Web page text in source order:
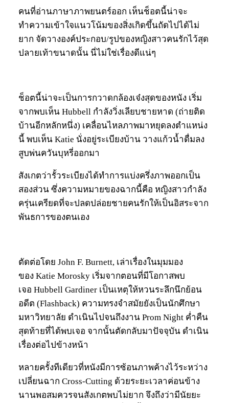
คนที่อ่านภาษาภาพยนตร์ออก เห็นช็อตนี้น่าจะ
ทำความเข้าใจแนวโน้มของสิ่งเกิดขึ้นถัดไปได้ไม่
ยาก จัดวางองค์ประกอบ/รูปของหญิงสาวคนรักไว้สุด
ปลายเท้าขนาดนั้น นี่ไม่ใช่เรื่องดีแน่ๆ
ช็อตนี้น่าจะเป็นการกวาดกล้องเจ๋งสุดของหนัง เริ่ม
จากพบเห็น Hubbell กำลังวิ่งเลียบชายหาด (ถ่ายติด
บ้านอีกหลักหนึ่ง) เคลื่อนไหลภาพมาหยุดลงตำแหน่ง
นี้ พบเห็น Katie นั่งอยู่ระเบียงบ้าน วางแก้วน้ำดื่มลง
สูบพ่นควันบุหรี่ออกมา
สังเกตว่ารั้วระเบียงได้ทำการแบ่งครึ่งภาพออกเป็น
สองส่วน ซึ่งความหมายของฉากนี้คือ หญิงสาวกำลัง
ครุ่นเครียดที่จะปลดปล่อยชายคนรักให้เป็นอิสระจาก
พันธการของตนเอง
ตัดต่อโดย John F. Burnett, เล่าเรื่องในมุมมอง
ของ Katie Morosky เริ่มจากตอนที่มีโอกาสพบ
เจอ Hubbell Gardiner เป็นเหตุให้หวนระลึกนึกย้อน
อดีต (Flashback) ความทรงจำสมัยยังเป็นนักศึกษา
มหาวิทยาลัย ดำเนินไปจนถึงงาน Prom Night ค่ำคืน
สุดท้ายที่ได้พบเจอ จากนั้นตัดกลับมาปัจจุบัน ดำเนิน
เรื่องต่อไปข้างหน้า
หลายครั้งทีเดียวที่หนังมีการซ้อนภาพค้างไว้ระหว่าง
เปลี่ยนฉาก Cross-Cutting ด้วยระยะเวลาค่อนข้าง
นานพอสมควรจนสังเกตพบไม่ยาก จึงถึงว่ามีนัยยะ